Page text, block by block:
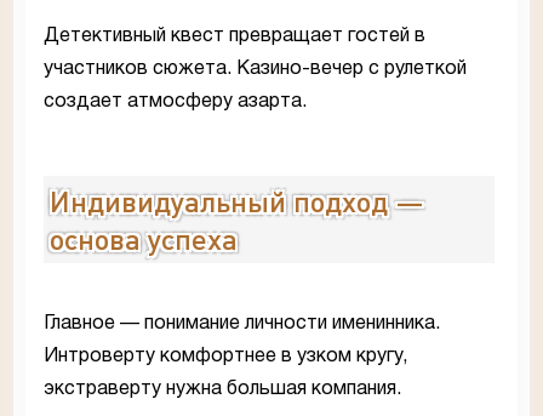
Детективный квест превращает гостей в
участников сюжета. Казино-вечер с рулеткой
создает атмосферу азарта.
Индивидуальный подход —
основа успеха
Главное — понимание личности именинника.
Интроверту комфортнее в узком кругу,
экстраверту нужна большая компания.